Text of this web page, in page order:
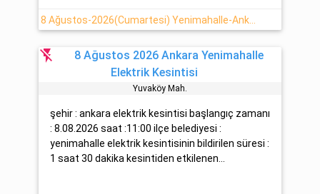
8 Ağustos-2026(Cumartesi) Yenimahalle-Ankara Elektrik Verilemeyecektir
flash_off
8 Ağustos 2026 Ankara Yenimahalle
Elektrik Kesintisi
Yuvaköy Mah.
şehir : ankara elektrik kesintisi başlangıç zamanı
: 8.08.2026 saat :11:00 ilçe belediyesi :
yenimahalle elektrik kesintisinin bildirilen süresi :
1 saat 30 dakika kesintiden etkilenen...